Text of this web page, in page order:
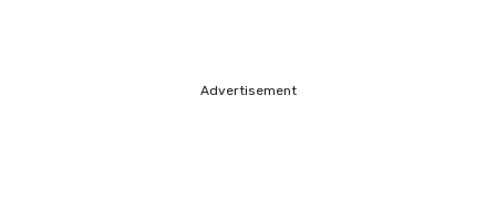
Advertisement